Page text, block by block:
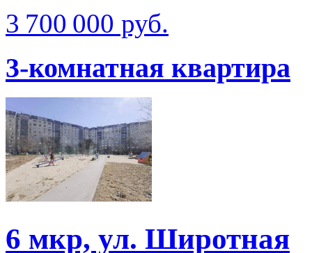
3 700 000 руб.
3-комнатная квартира
6 мкр, ул. Широтная